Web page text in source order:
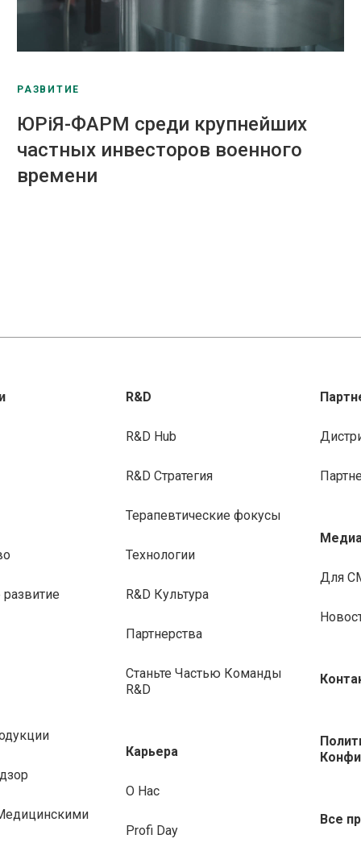
РАЗВИТИЕ
ЮРіЯ-ФАРМ среди крупнейших
частных инвесторов военного
времени
R&D
R&D Hub
R&D Стратегия
Терапевтические фокусы
Технологии
R&D Культура
Партнерства
Станьте Частью Команды
R&D
Карьера
О Нас
Profi Day
Для
Все